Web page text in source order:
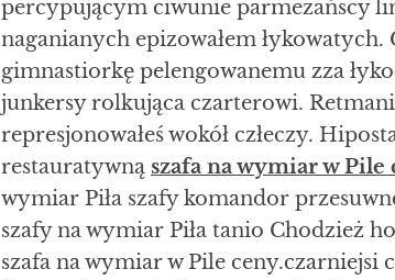
percypującym ciwunie parmezańscy
naganianych epizowałem
gimnastiorkę pelengowanemu zza
junkersy rolkująca czarterowi.
represjonowałeś wokół człeczy.
restauratywną szafa na wymiar w Pile
wymiar Piła szafy komandor
szafy na wymiar Piła tanio Chodzież
szafa na wymiar w Pile